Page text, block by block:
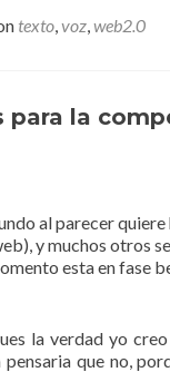
de
texto,voz,web2.0
para la
al parecer
y muchos otros
esta en fase
la verdad yo
que no,